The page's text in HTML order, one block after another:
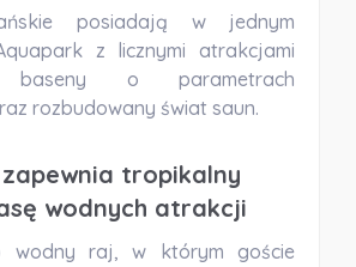
posiadają w jednym
z licznymi atrakcjami
baseny o parametrach
rozbudowany świat saun.
tropikalny
wodnych atrakcji
wodny raj, w którym goście